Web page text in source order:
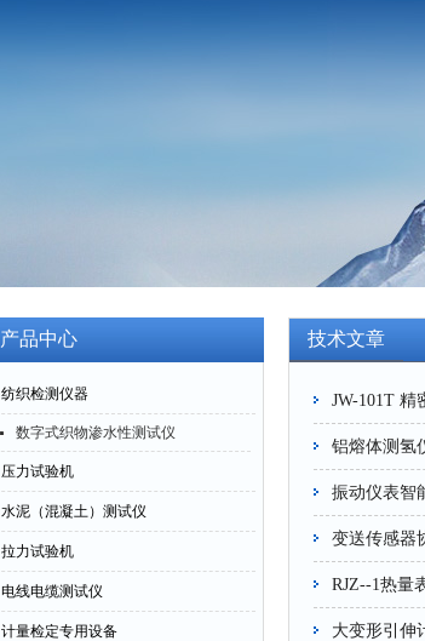
产品中心
纺织检测仪器
数字式织物渗水性测试仪
压力试验机
水泥（混凝土）测试仪
拉力试验机
电线电缆测试仪
计量检定专用设备
技术文章
JW-101T 精
铝熔体测氢
振动仪表智
变送传感器
RJZ--1热量
大变形引伸